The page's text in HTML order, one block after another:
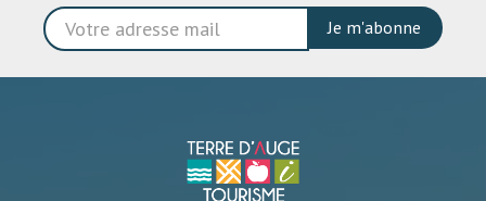
Je m'abonne